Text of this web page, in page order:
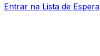
Entrar na Lista de Espera